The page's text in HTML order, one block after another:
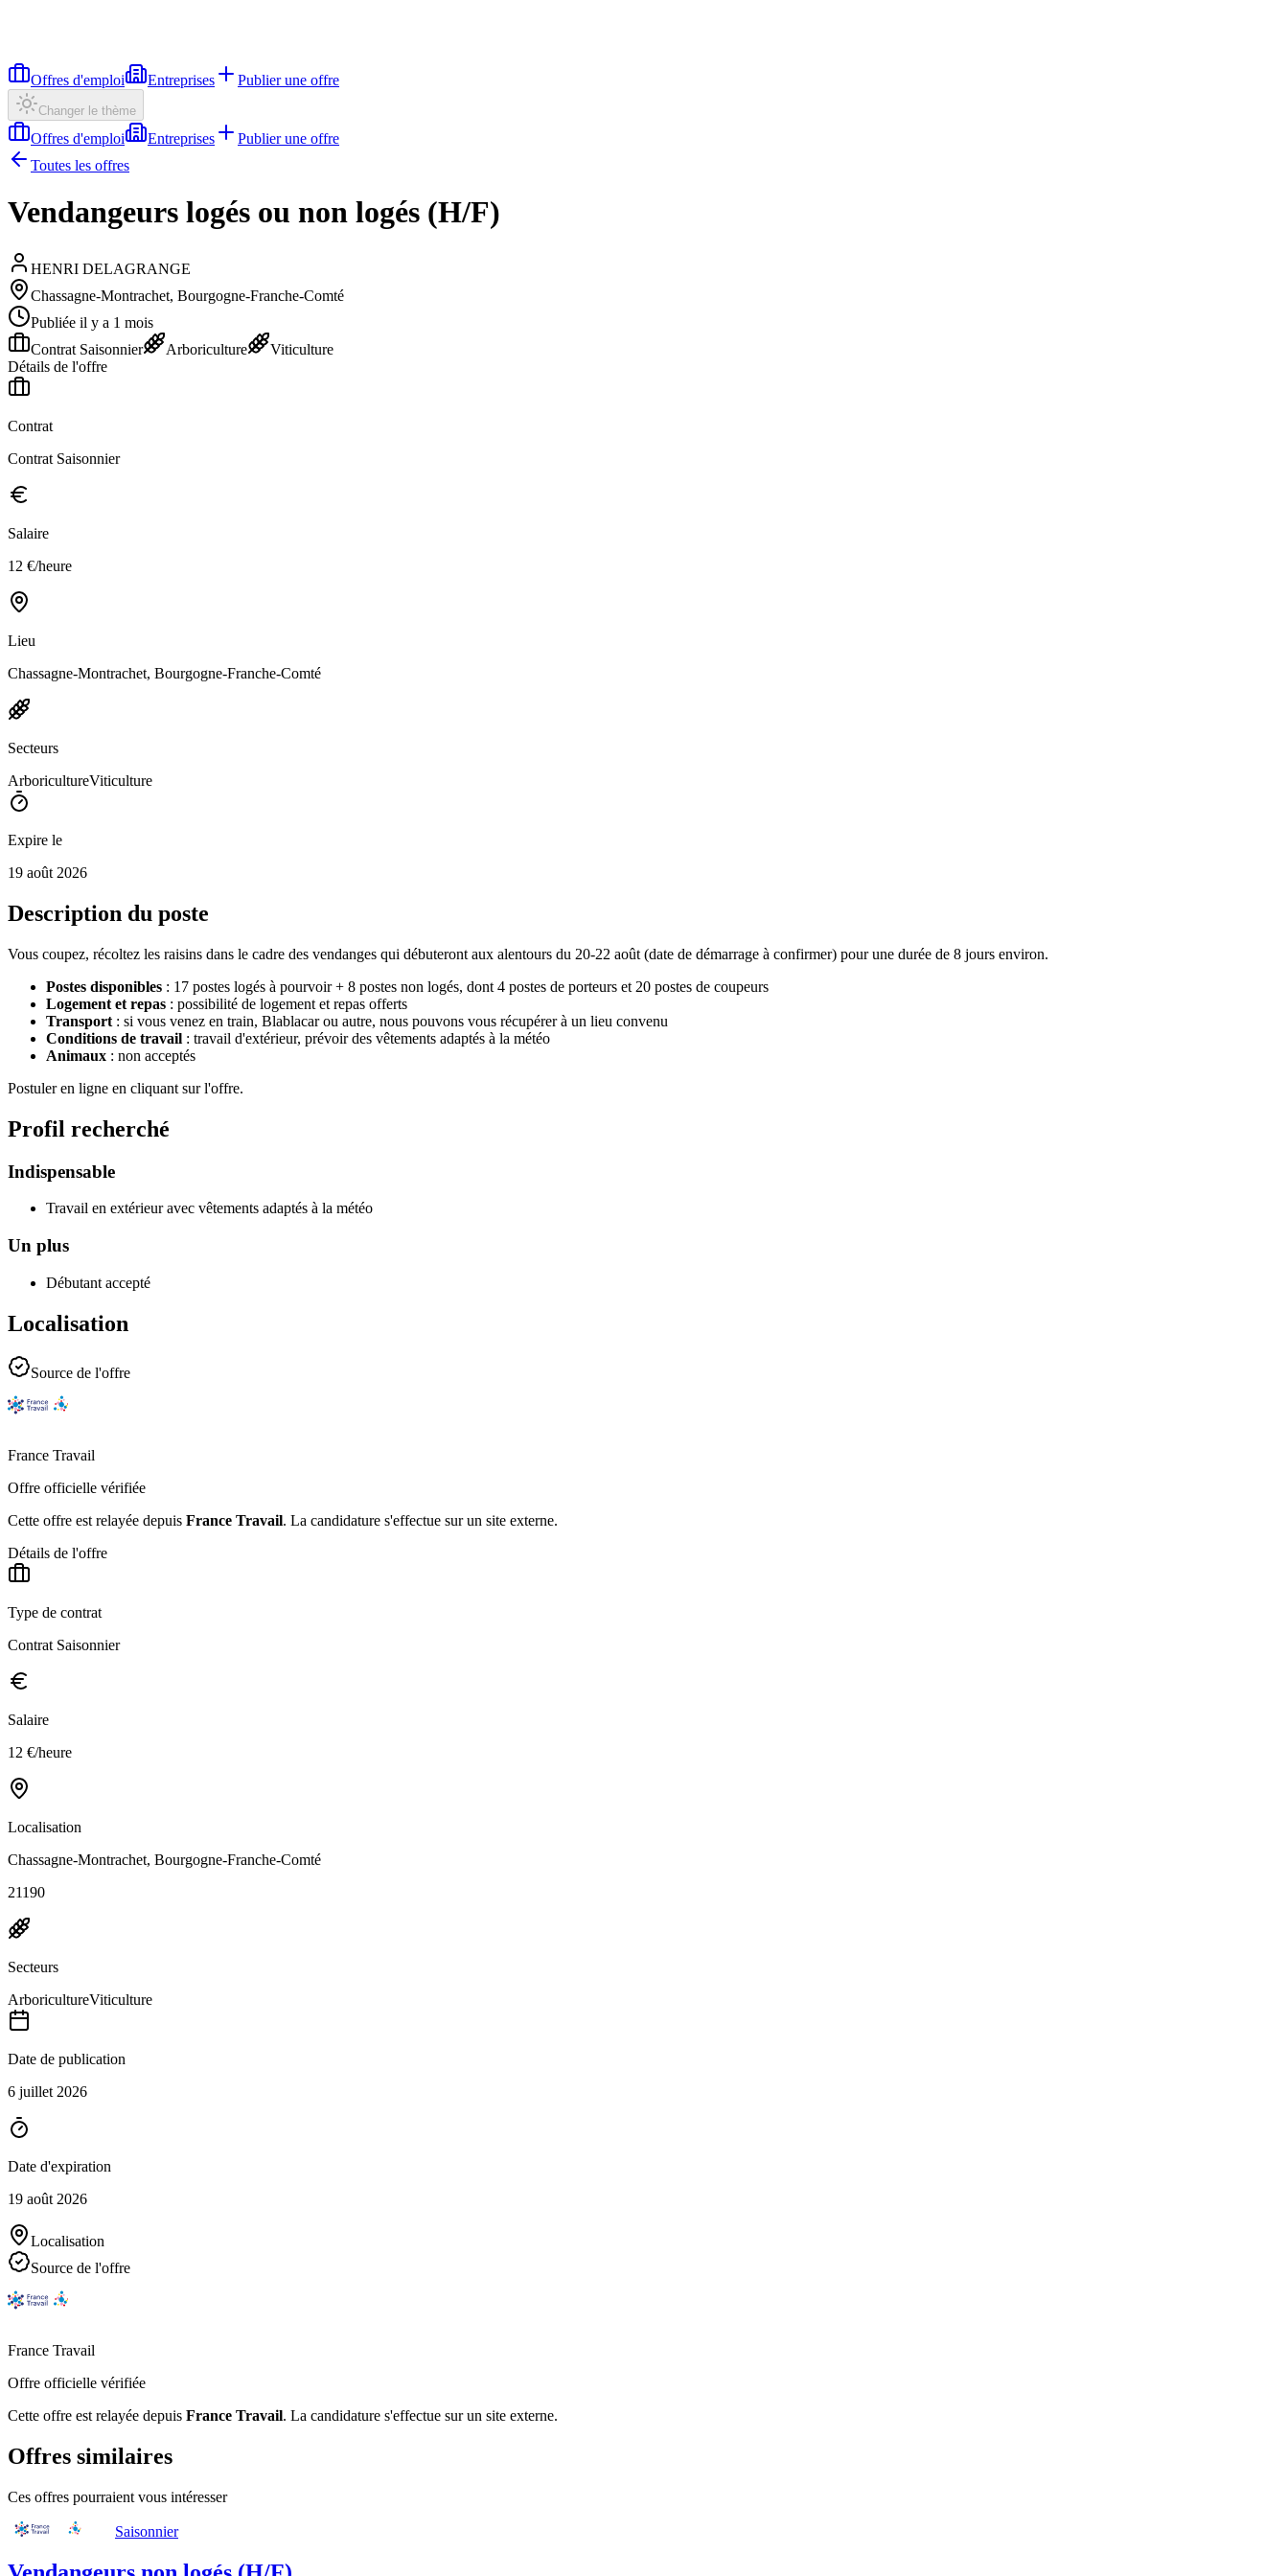
Offres d'emploi Entreprises Publier une offre
Changer le thème
Offres d'emploi Entreprises
Publier une offre
Toutes les offres
Vendangeurs logés ou non logés (H/F)
HENRI DELAGRANGE
Chassagne-Montrachet, Bourgogne-Franche-Comté
Publiée il y a 1 mois
Contrat Saisonnier
Arboriculture
Viticulture
Détails de l'offre
Contrat
Contrat Saisonnier
Salaire
12 €/heure
Lieu
Chassagne-Montrachet, Bourgogne-Franche-Comté
Secteurs
ArboricultureViticulture
Expire le
19 août 2026
Description du poste
Vous coupez, récoltez les raisins dans le cadre des vendanges qui débuteront aux alentours du 20-22 août (date de démarrage à confirmer) pour une durée de 8 jours environ.
Postes disponibles : 17 postes logés à pourvoir + 8 postes non logés, dont 4 postes de porteurs et 20 postes de coupeurs
Logement et repas : possibilité de logement et repas offerts
Transport : si vous venez en train, Blablacar ou autre, nous pouvons vous récupérer à un lieu convenu
Conditions de travail : travail d'extérieur, prévoir des vêtements adaptés à la météo
Animaux : non acceptés
Postuler en ligne en cliquant sur l'offre.
Profil recherché
Indispensable
Travail en extérieur avec vêtements adaptés à la météo
Un plus
Débutant accepté
Localisation
Source de l'offre
France Travail
Offre officielle vérifiée
Cette offre est relayée depuis France Travail. La candidature s'effectue sur un site externe.
Détails de l'offre
Type de contrat
Contrat Saisonnier
Salaire
12 €/heure
Localisation
Chassagne-Montrachet, Bourgogne-Franche-Comté
21190
Secteurs
ArboricultureViticulture
Date de publication
6 juillet 2026
Date d'expiration
19 août 2026
Localisation
Source de l'offre
France Travail
Offre officielle vérifiée
Cette offre est relayée depuis France Travail. La candidature s'effectue sur un site externe.
Offres similaires
Ces offres pourraient vous intéresser
Saisonnier